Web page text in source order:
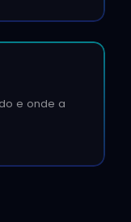
e onde a